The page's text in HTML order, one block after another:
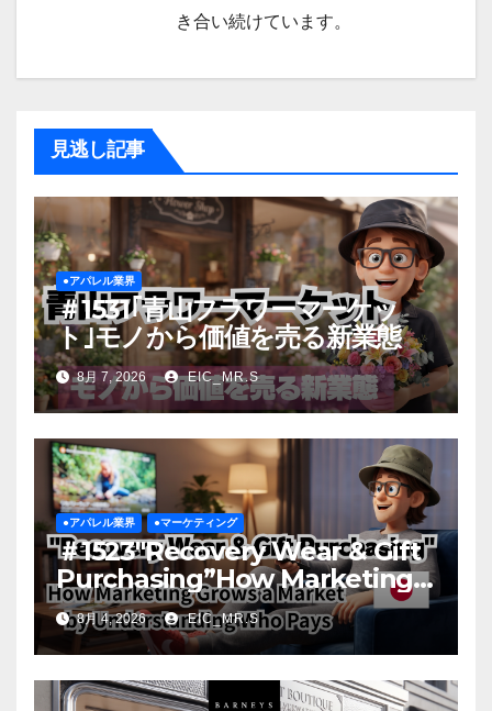
き合い続けています。
見逃し記事
●アパレル業界
＃1531｢青山フラワーマーケッ
ト｣モノから価値を売る新業態
8月 7, 2026 EIC_MR.S
●アパレル業界 ●マーケティング
＃1523″Recovery Wear & Gift
Purchasing”How Marketing
Grows a Market by
Understanding Who Pays
8月 4, 2026 EIC_MR.S